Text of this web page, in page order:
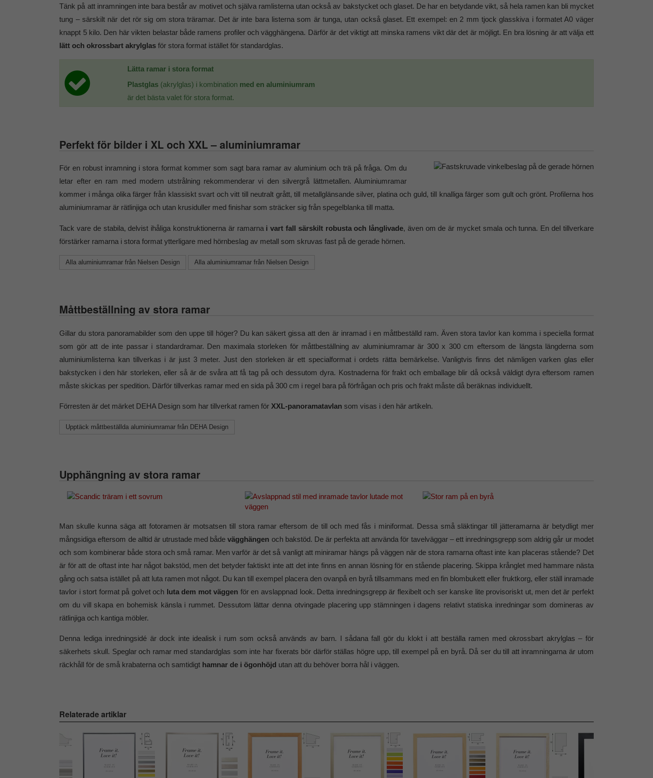
Tänk på att inramningen inte bara består av motivet och själva ramlisterna utan också av bakstycket och glaset. De har en betydande vikt, så hela ramen kan bli mycket
tung – särskilt när det rör sig om stora träramar. Det är inte bara listerna som är tunga, utan också glaset. Ett exempel: en 2 mm tjock glasskiva i formatet A0 väger
knappt 5 kilo. Den här vikten belastar både ramens profiler och vägghängena. Därför är det viktigt att minska ramens vikt där det är möjligt. En bra lösning är att välja ett
lätt och okrossbart akrylglas för stora format istället för standardglas.
Lätta ramar i stora format
Plastglas(akrylglas) i kombination med en aluminiumram
är det bästa valet för stora format.
Perfekt för bilder i XL och XXL – aluminiumramar
För en robust inramning i stora format kommer som sagt bara ramar av aluminium och trä på fråga. Om du
letar efter en ram med modern utstrålning rekommenderar vi den silvergrå lättmetallen. Aluminiumramar
kommer i många olika färger från klassiskt svart och vitt till neutralt grått, till metallglänsande silver, platina och guld, till knalliga färger som gult och grönt. Profilerna hos
aluminiumramar är rätlinjiga och utan krusiduller med finishar som sträcker sig från spegelblanka till matta.
Tack vare de stabila, delvist ihåliga konstruktionerna är ramarna i vart fall särskilt robusta och långlivade, även om de är mycket smala och tunna. En del tillverkare
förstärker ramarna i stora format ytterligare med hörnbeslag av metall som skruvas fast på de gerade hörnen.
Alla aluminiumramar från Nielsen Design Alla aluminiumramar från Nielsen Design
Måttbeställning av stora ramar
Gillar du stora panoramabilder som den uppe till höger? Du kan säkert gissa att den är inramad i en måttbeställd ram. Även stora tavlor kan komma i speciella format
som gör att de inte passar i standardramar. Den maximala storleken för måttbeställning av aluminiumramar är 300 x 300 cm eftersom de längsta längderna som
aluminiumlisterna kan tillverkas i är just 3 meter. Just den storleken är ett specialformat i ordets rätta bemärkelse. Vanligtvis finns det nämligen varken glas eller
bakstycken i den här storleken, eller så är de svåra att få tag på och dessutom dyra. Kostnaderna för frakt och emballage blir då också väldigt dyra eftersom ramen
måste skickas per spedition. Därför tillverkas ramar med en sida på 300 cm i regel bara på förfrågan och pris och frakt måste då beräknas individuellt.
Förresten är det märket DEHA Design som har tillverkat ramen för XXL-panoramatavlan som visas i den här artikeln.
Upptäck måttbeställda aluminiumramar från DEHA Design
Upphängning av stora ramar
Man skulle kunna säga att fotoramen är motsatsen till stora ramar eftersom de till och med fås i miniformat. Dessa små släktingar till jätteramarna är betydligt mer
mångsidiga eftersom de alltid är utrustade med bådevägghängen och bakstöd. De är perfekta att använda för tavelväggar – ett inredningsgrepp som aldrig går ur modet
och som kombinerar både stora och små ramar. Men varför är det så vanligt att miniramar hängs på väggen när de stora ramarna oftast inte kan placeras stående? Det
är för att de oftast inte har något bakstöd, men det betyder faktiskt inte att det inte finns en annan lösning för en stående placering. Skippa krånglet med hammare nästa
gång och satsa istället på att luta ramen mot något. Du kan till exempel placera den ovanpå en byrå tillsammans med en fin blombukett eller fruktkorg, eller ställ inramade
tavlor i stort format på golvet och luta dem mot väggen för en avslappnad look. Detta inredningsgrepp är flexibelt och ser kanske lite provisoriskt ut, men det är perfekt
om du vill skapa en bohemisk känsla i rummet. Dessutom lättar denna otvingade placering upp stämningen i dagens relativt statiska inredningar som domineras av
rätlinjiga och kantiga möbler.
Denna lediga inredningsidé är dock inte idealisk i rum som också används av barn. I sådana fall gör du klokt i att beställa ramen med okrossbart akrylglas – för
säkerhets skull. Speglar och ramar med standardglas som inte har fixerats bör därför ställas högre upp, till exempel på en byrå. Då ser du till att inramningarna är utom
räckhåll för de små krabaterna och samtidigt hamnar de i ögonhöjd utan att du behöver borra hål i väggen.
Relaterade artiklar